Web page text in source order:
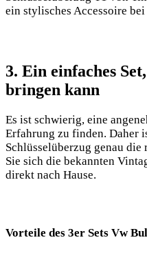
ein stylisches Accessoire bei
3. Ein einfaches
‍bringen kann
Es ⁣ist⁢ schwierig, eine
‌Erfahrung zu ⁣finden. Daher
Schlüsselüberzug genau
Sie sich die‌ bekannten
direkt ​nach Hause.
Vorteile des 3er Sets ​Vw​